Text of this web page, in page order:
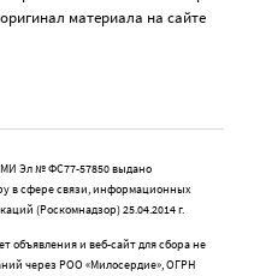
материала на сайте
Эл № ФС77-57850 выдано
в сфере связи, информационных
(Роскомнадзор) 25.04.2014 г.
объявления и веб-сайт для сбора не
через РОО «Милосердие», ОГРН